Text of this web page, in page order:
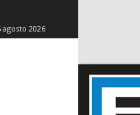
2026